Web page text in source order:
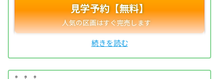
見学予約【無料】